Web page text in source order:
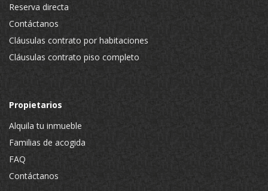
Reserva directa
Contáctanos
Cláusulas contrato por habitaciones
Cláusulas contrato piso completo
Propietarios
Alquila tu inmueble
Familias de acogida
FAQ
Contáctanos